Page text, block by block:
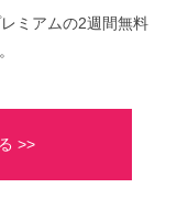
ミアムの2週間無料
>>